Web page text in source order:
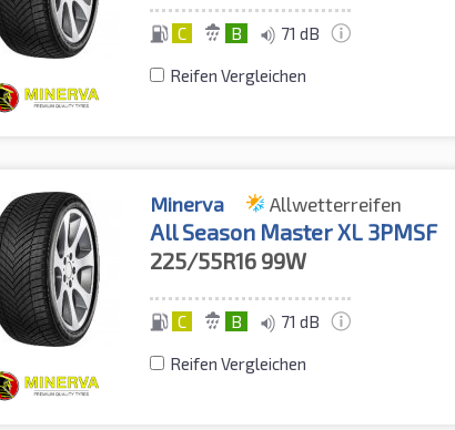
C B 71 dB
Reifen Vergleichen
Minerva Allwetterreifen
All Season Master XL 3PMSF
225/55R16 99W
C B 71 dB
Reifen Vergleichen